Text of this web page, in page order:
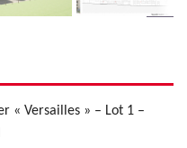
« Versailles » – Lot 1 –